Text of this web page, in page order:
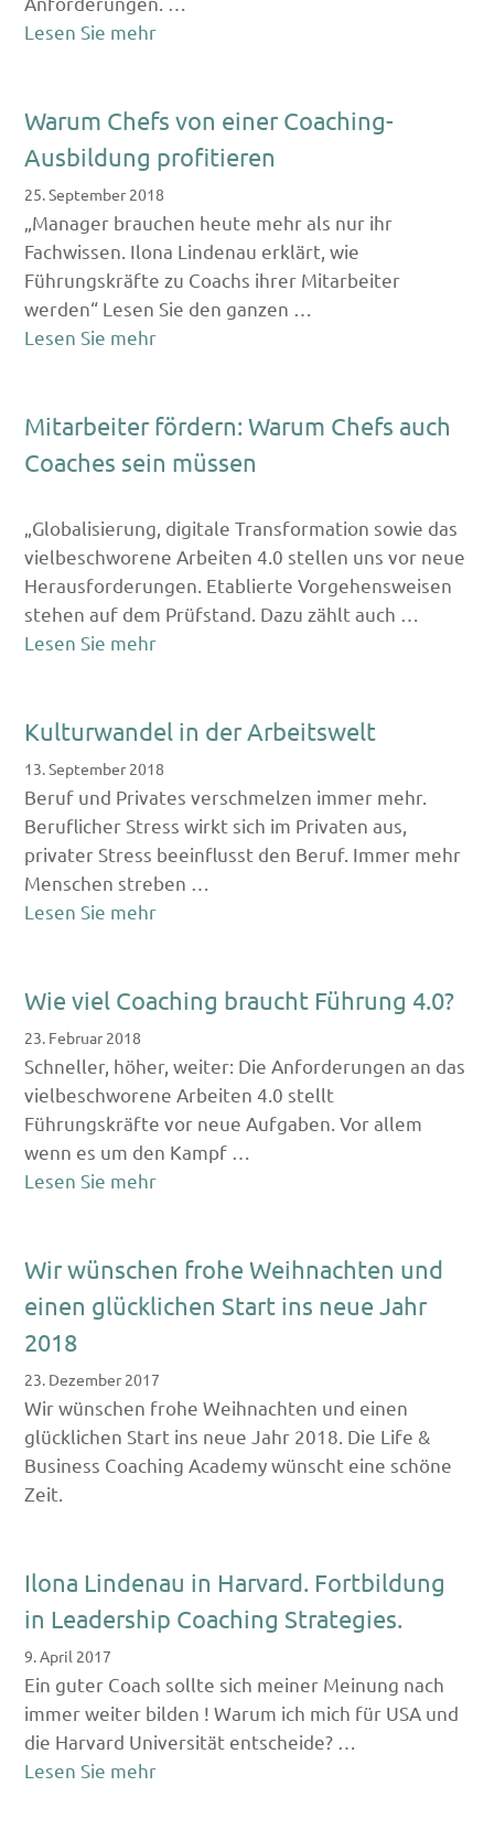
Lesen Sie mehr
Warum Chefs von einer Coaching-
Ausbildung profitieren
25. September 2018
„Manager brauchen heute mehr als nur ihr
Fachwissen. Ilona Lindenau erklärt, wie
Führungskräfte zu Coachs ihrer Mitarbeiter
werden“ Lesen Sie den ganzen …
Lesen Sie mehr
Mitarbeiter fördern: Warum Chefs auch
Coaches sein müssen
„Globalisierung, digitale Transformation sowie das
vielbeschworene Arbeiten 4.0 stellen uns vor neue
Herausforderungen. Etablierte Vorgehensweisen
stehen auf dem Prüfstand. Dazu zählt auch …
Lesen Sie mehr
Kulturwandel in der Arbeitswelt
13. September 2018
Beruf und Privates verschmelzen immer mehr.
Beruflicher Stress wirkt sich im Privaten aus,
privater Stress beeinflusst den Beruf. Immer mehr
Menschen streben …
Lesen Sie mehr
Wie viel Coaching braucht Führung 4.0?
23. Februar 2018
Schneller, höher, weiter: Die Anforderungen an das
vielbeschworene Arbeiten 4.0 stellt
Führungskräfte vor neue Aufgaben. Vor allem
wenn es um den Kampf …
Lesen Sie mehr
Wir wünschen frohe Weihnachten und
einen glücklichen Start ins neue Jahr
2018
23. Dezember 2017
Wir wünschen frohe Weihnachten und einen
glücklichen Start ins neue Jahr 2018. Die Life &
Business Coaching Academy wünscht eine schöne
Zeit.
Ilona Lindenau in Harvard. Fortbildung
in Leadership Coaching Strategies.
9. April 2017
Ein guter Coach sollte sich meiner Meinung nach
immer weiter bilden ! Warum ich mich für USA und
die Harvard Universität entscheide? …
Lesen Sie mehr